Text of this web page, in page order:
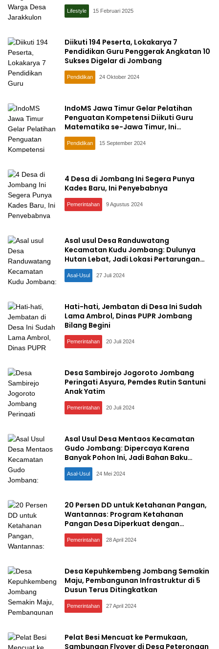
Lifestyle 15 Februari 2025
Diikuti 194 Peserta, Lokakarya 7
Pendidikan Guru Penggerak Angkatan 10
Sukses Digelar di Jombang
Pendidikan 24 Oktober 2024
IndoMS Jawa Timur Gelar Pelatihan
Penguatan Kompetensi Diikuti Guru
Matematika se-Jawa Timur, Ini
Tujuannya
Pendidikan 15 September 2024
4 Desa di Jombang Ini Segera Punya
Kades Baru, Ini Penyebabnya
Pemerintahan 9 Agustus 2024
Asal usul Desa Randuwatang
Kecamatan Kudu Jombang: Dulunya
Hutan Lebat, Jadi Lokasi Pertarungan
Kebokicak dan Surontanu
Asal-Usul 27 Juli 2024
Hati-hati, Jembatan di Desa Ini Sudah
Lama Ambrol, Dinas PUPR Jombang
Bilang Begini
Pemerintahan 20 Juli 2024
Desa Sambirejo Jogoroto Jombang
Peringati Asyura, Pemdes Rutin Santuni
Anak Yatim
Pemerintahan 20 Juli 2024
Asal Usul Desa Mentaos Kecamatan
Gudo Jombang: Dipercaya Karena
Banyak Pohon Ini, Jadi Bahan Baku
Sandal Bakiak
Asal-Usul 24 Mei 2024
20 Persen DD untuk Ketahanan Pangan,
Wantannas: Program Ketahanan
Pangan Desa Diperkuat dengan
Kolaborasi Berbasis Pentahelix
Pemerintahan 28 April 2024
Desa Kepuhkembeng Jombang Semakin
Maju, Pembangunan Infrastruktur di 5
Dusun Terus Ditingkatkan
Pemerintahan 27 April 2024
Pelat Besi Mencuat ke Permukaan,
Sambungan Flyover di Desa Peterongan